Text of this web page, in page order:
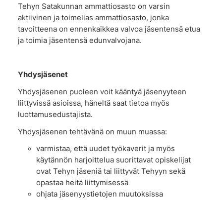
Tehyn Satakunnan ammattiosasto on varsin
aktiivinen ja toimelias ammattiosasto, jonka
tavoitteena on ennenkaikkea valvoa jäsentensä etua
ja toimia jäsentensä edunvalvojana.
Yhdysjäsenet
Yhdysjäsenen puoleen voit kääntyä jäsenyyteen
liittyvissä asioissa, häneltä saat tietoa myös
luottamusedustajista.
Yhdysjäsenen tehtävänä on muun muassa:
varmistaa, että uudet työkaverit ja myös
käytännön harjoittelua suorittavat opiskelijat
ovat Tehyn jäseniä tai liittyvät Tehyyn sekä
opastaa heitä liittymisessä
ohjata jäsenyystietojen muutoksissa